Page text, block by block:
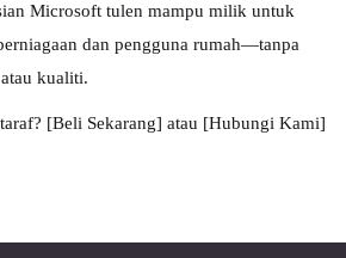
Microsoft tulen mampu milik untuk
dan pengguna rumah—tanpa
kualiti.
[Beli Sekarang] atau [Hubungi Kami]